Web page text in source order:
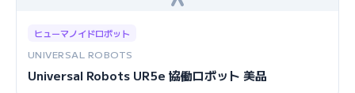
ヒューマノイドロボット
UNIVERSAL ROBOTS
Universal Robots UR5e 協働ロボット 美品